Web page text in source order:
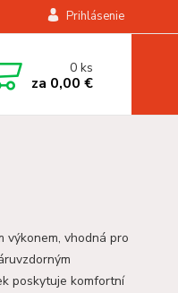
Prihlásenie
0ks
za 0,00 €
výkonem, vhodná pro
poskytuje komfortní